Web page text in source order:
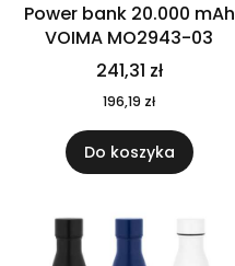
Power bank 20.000 mAh
VOIMA MO2943-03
241,31 zł
196,19 zł
Do koszyka